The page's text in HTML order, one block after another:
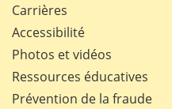
Carrières
Accessibilité
Photos et vidéos
Ressources éducatives
Prévention de la fraude